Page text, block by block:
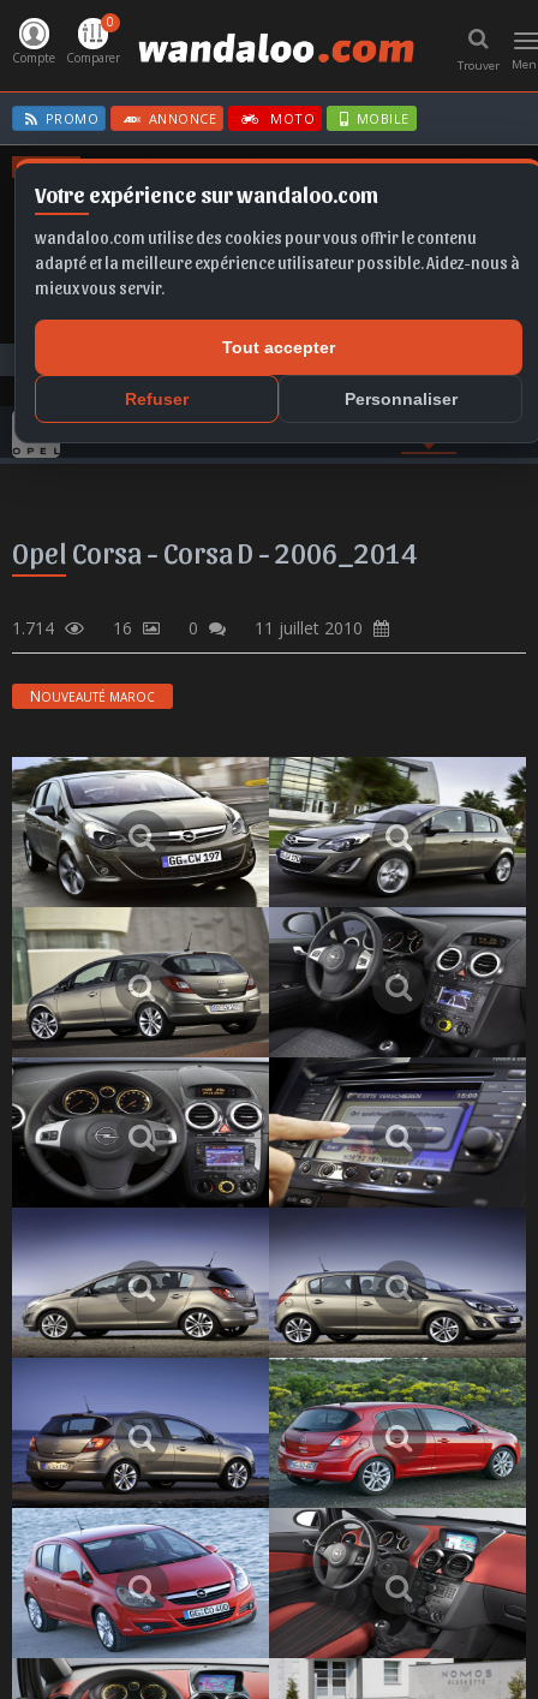
Votre expérience sur wandaloo.com
wandaloo.com utilise des cookies pour vous offrir le contenu
adapté et la meilleure expérience utilisateur possible. Aidez-nous à
mieux vous servir.
Tout accepter
Refuser Personnaliser
Trouver
Compte
0
Comparer
PROMO ANNONCE MOTO MOBILE
OFFRES
CORSA BVA TAIGO
Corsa Opel Corsa - Corsa D - 2006_2014
GAMME OPEL COMPARER VIDEO PHOTO ACTU
Opel Corsa - Corsa D - 2006_2014
1.714 16 0 11 juillet 2010
NOUVEAUTÉ MAROC